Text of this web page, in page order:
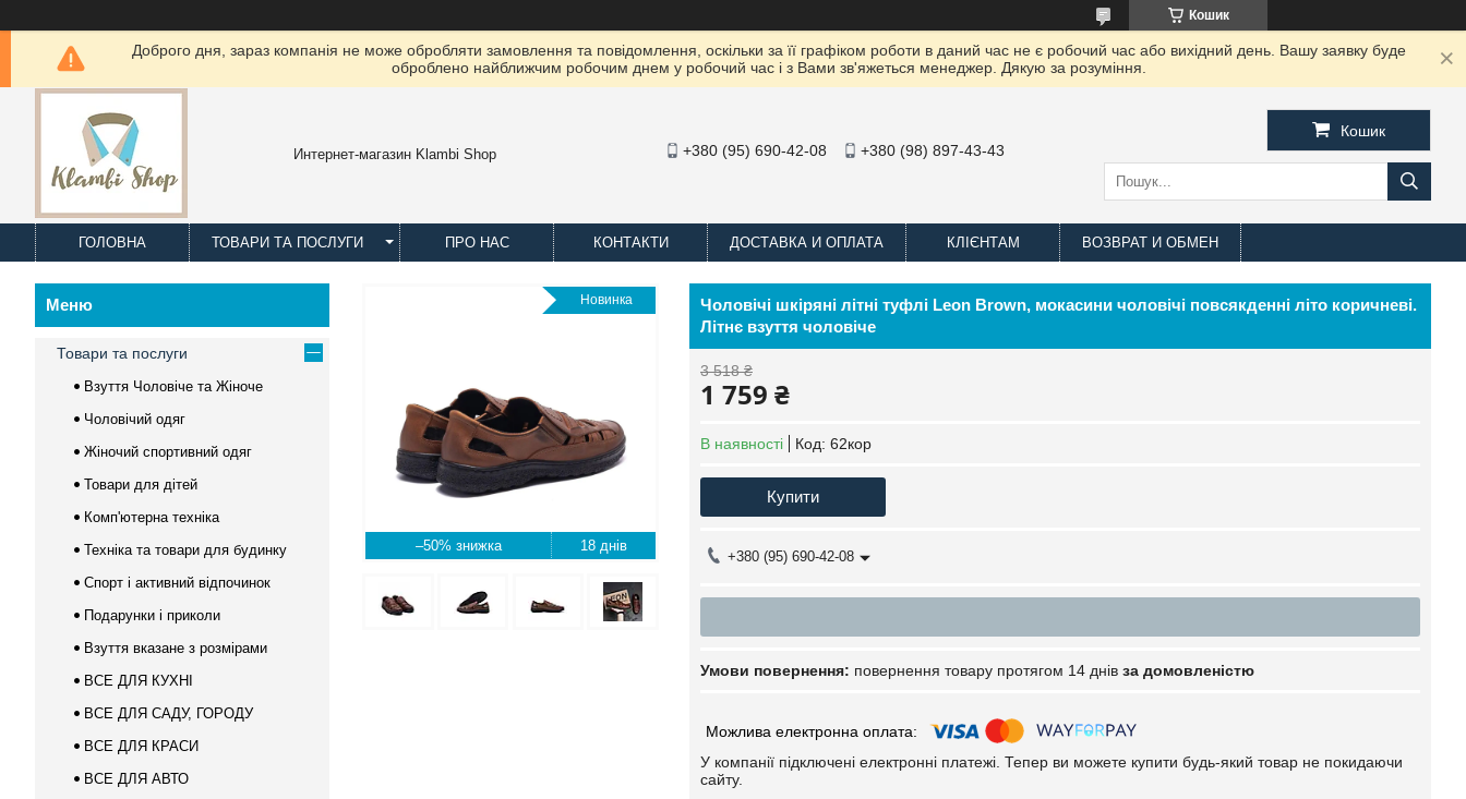
Кошик
Доброго дня, зараз компанія не може обробляти замовлення та повідомлення, оскільки за її графіком роботи в даний час не є робочий час або вихідний день. Вашу заявку буде
оброблено найближчим робочим днем ​​у робочий час і з Вами зв'яжеться менеджер. Дякую за розуміння.
Интернет-магазин Klambi Shop +380 (95) 690-42-08 +380 (98) 897-43-43
Кошик
ГОЛОВНА ТОВАРИ ТА ПОСЛУГИ ПРО НАС КОНТАКТИ ДОСТАВКА И ОПЛАТА КЛІЄНТАМ ВОЗВРАТ И ОБМЕН
–50% 18 днів
Новинка
Чоловічі шкіряні літні туфлі Leon Brown, мокасини чоловічі повсякденні літо коричневі.
Літнє взуття чоловіче
3 518 ₴
1 759 ₴
В наявності Код: 62кор
Купити
+380 (95) 690-42-08
повернення товару протягом 14 днів за домовленістю
У компанії підключені електронні платежі. Тепер ви можете купити будь-який товар не покидаючи
сайту.
Товари та послуги
Взуття Чоловіче та Жіноче
Чоловічий одяг
Жіночий спортивний одяг
Товари для дітей
Комп'ютерна техніка
Техніка та товари для будинку
Спорт і активний відпочинок
Подарунки і приколи
Взуття вказане з розмірами
ВСЕ ДЛЯ КУХНІ
ВСЕ ДЛЯ САДУ, ГОРОДУ
ВСЕ ДЛЯ КРАСИ
ВСЕ ДЛЯ АВТО